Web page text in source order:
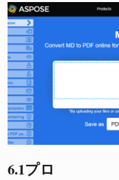
6.1プロ